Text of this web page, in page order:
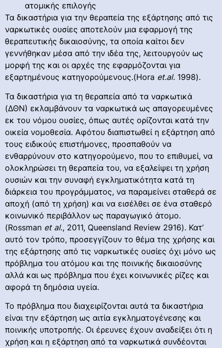
ατομικής επιλογής
Τα δικαστήρια για την θεραπεία της εξάρτησης από τις
ναρκωτικές ουσίες αποτελούν μια εφαρμογή της
θεραπευτικής δικαιοσύνης, τα οποία καίτοι δεν
γεννήθηκαν μέσα από την ιδέα της, λειτουργούν ως
μορφή της και οι αρχές της εφαρμόζονται για
εξαρτημένους κατηγορούμενους.(Hora et.al. 1998).
Τα δικαστήρια για τη θεραπεία από τα ναρκωτικά
(ΔΘΝ) εκλαμβάνουν τα ναρκωτικά ως απαγορευμένες
εκ του νόμου ουσίες, όπως αυτές ορίζονται κατά την
οικεία νομοθεσία. Αφότου διαπιστωθεί η εξάρτηση από
τους ειδικούς επιστήμονες, προσπαθούν να
ενθαρρύνουν στο κατηγορούμενο, που το επιθυμεί, να
ολοκληρώσει τη θεραπεία του, να εξαλείψει τη χρήση
ουσιών και την συναφή εγκληματικότητα κατά τη
διάρκεια του προγράμματος, να παραμείνει σταθερά σε
αποχή (από τη χρήση) και να εισέλθει σε ένα σταθερό
κοινωνικό περιβάλλον ως παραγωγικό άτομο.
(Rossman et al., 2011, Queensland Review 2916). Κατ’
αυτό τον τρόπο, προσεγγίζουν το θέμα της χρήσης και
της εξάρτησης από τις ναρκωτικές ουσίες όχι μόνο ως
πρόβλημα του ατόμου και της ποινικής δικαιοσύνης
αλλά και ως πρόβλημα που έχει κοινωνικές ρίζες και
αφορά τη δημόσια υγεία.
Το πρόβλημα που διαχειρίζονται αυτά τα δικαστήρια
είναι την εξάρτηση ως αιτία εγκληματογένεσης και
ποινικής υποτροπής. Οι έρευνες έχουν αναδείξει ότι η
χρήση και η εξάρτηση από τα ναρκωτικά συνδέονται